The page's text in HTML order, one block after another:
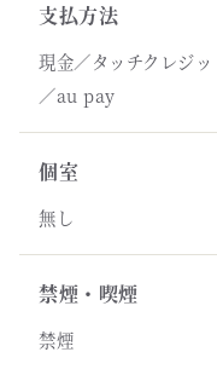
支払方法
現金／タッチクレジ
／au pay
個室
無し
禁煙・喫煙
禁煙